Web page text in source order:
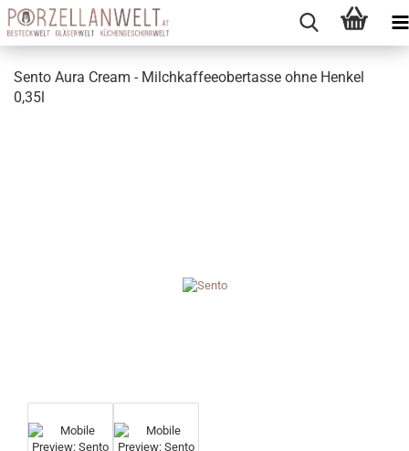
Sento Aura Cream - Milchkaffeeobertasse ohne Henkel
0,35l